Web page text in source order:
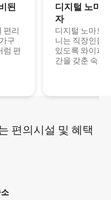
된
편리
구
럼 편
디지털 노마
자
디지털 노마드
니는 직장인들
있도록 와이파
간을 갖춘 숙소
편의시설 및 혜택